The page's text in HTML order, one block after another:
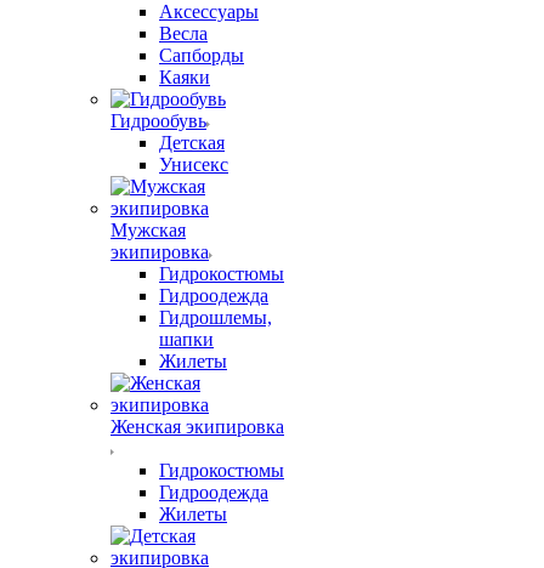
Аксессуары
Весла
Сапборды
Каяки
Гидрообувь
Детская
Унисекс
Мужская
экипировка
Гидрокостюмы
Гидроодежда
Гидрошлемы,
шапки
Жилеты
Женская экипировка
Гидрокостюмы
Гидроодежда
Жилеты